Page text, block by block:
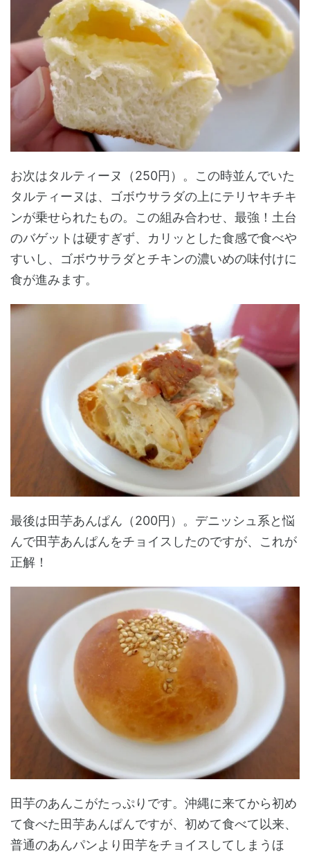
お次はタルティーヌ（250円）。この時並んでいた
タルティーヌは、ゴボウサラダの上にテリヤキチキ
ンが乗せられたもの。この組み合わせ、最強！土台
のバゲットは硬すぎず、カリッとした食感で食べや
すいし、ゴボウサラダとチキンの濃いめの味付けに
食が進みます。
最後は田芋あんぱん（200円）。デニッシュ系と悩
んで田芋あんぱんをチョイスしたのですが、これが
正解！
田芋のあんこがたっぷりです。沖縄に来てから初め
て食べた田芋あんぱんですが、初めて食べて以来、
普通のあんパンより田芋をチョイスしてしまうほ